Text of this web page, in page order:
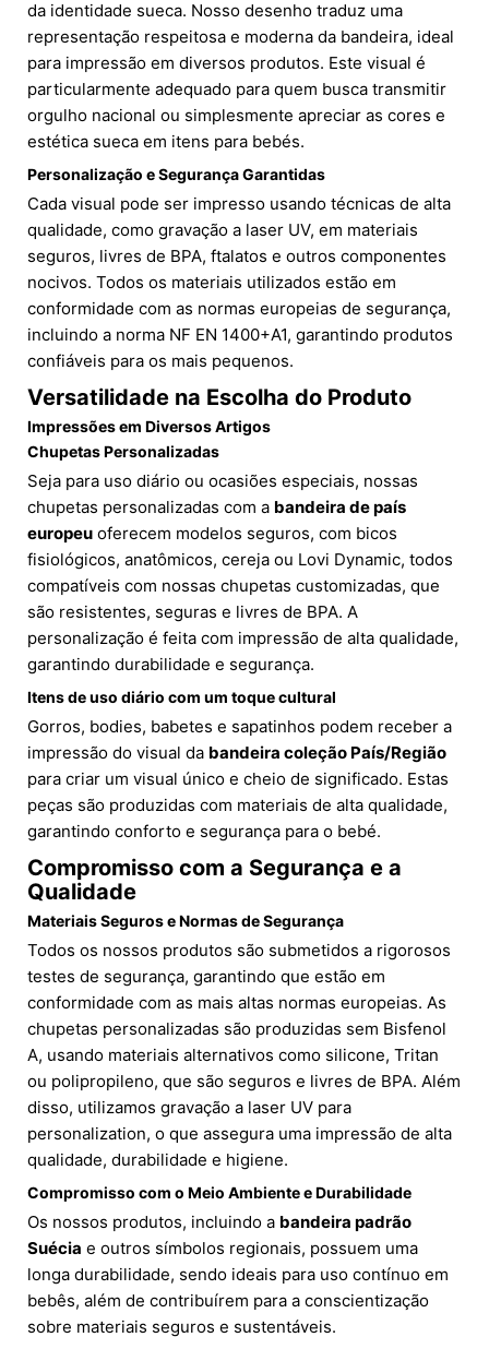
da identidade sueca. Nosso desenho traduz uma
representação respeitosa e moderna da bandeira, ideal
para impressão em diversos produtos. Este visual é
particularmente adequado para quem busca transmitir
orgulho nacional ou simplesmente apreciar as cores e
estética sueca em itens para bebés.
Personalização e Segurança Garantidas
Cada visual pode ser impresso usando técnicas de alta
qualidade, como gravação a laser UV, em materiais
seguros, livres de BPA, ftalatos e outros componentes
nocivos. Todos os materiais utilizados estão em
conformidade com as normas europeias de segurança,
incluindo a norma NF EN 1400+A1, garantindo produtos
confiáveis para os mais pequenos.
Versatilidade na Escolha do Produto
Impressões em Diversos Artigos
Chupetas Personalizadas
Seja para uso diário ou ocasiões especiais, nossas
chupetas personalizadas com a bandeira de país
europeu oferecem modelos seguros, com bicos
fisiológicos, anatômicos, cereja ou Lovi Dynamic, todos
compatíveis com nossas chupetas customizadas, que
são resistentes, seguras e livres de BPA. A
personalização é feita com impressão de alta qualidade,
garantindo durabilidade e segurança.
Itens de uso diário com um toque cultural
Gorros, bodies, babetes e sapatinhos podem receber a
impressão do visual da bandeira coleção País/Região
para criar um visual único e cheio de significado. Estas
peças são produzidas com materiais de alta qualidade,
garantindo conforto e segurança para o bebé.
Compromisso com a Segurança e a
Qualidade
Materiais Seguros e Normas de Segurança
Todos os nossos produtos são submetidos a rigorosos
testes de segurança, garantindo que estão em
conformidade com as mais altas normas europeias. As
chupetas personalizadas são produzidas sem Bisfenol
A, usando materiais alternativos como silicone, Tritan
ou polipropileno, que são seguros e livres de BPA. Além
disso, utilizamos gravação a laser UV para
personalization, o que assegura uma impressão de alta
qualidade, durabilidade e higiene.
Compromisso com o Meio Ambiente e Durabilidade
Os nossos produtos, incluindo a bandeira padrão
Suécia e outros símbolos regionais, possuem uma
longa durabilidade, sendo ideais para uso contínuo em
bebês, além de contribuírem para a conscientização
sobre materiais seguros e sustentáveis.